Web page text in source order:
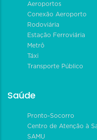
Aeroportos
Conexão Aeroporto
Rodoviária
Estação Ferroviária
Metrô
Táxi
Transporte Público
Saúde
Pronto-Socorro
Centro de Atenção à
SAMU